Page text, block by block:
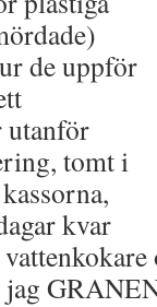
de uppför
utanför
tomt i
kvar
jag